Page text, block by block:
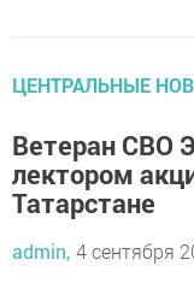
ЦЕНТРАЛЬНЫЕ
Ветеран СВО
лектором
Татарстане
admin, 4 сентября